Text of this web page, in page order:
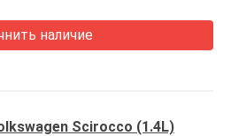
наличие
Scirocco (1.4L)